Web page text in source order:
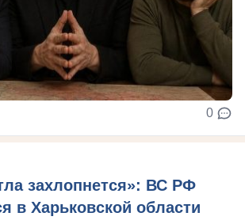
0
захлопнется»: ВС РФ
в Харьковской области